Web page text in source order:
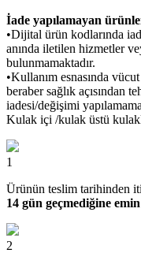
İade yapılamayan
•Dijital ürün kodlarında
anında iletilen hizmetler
bulunmamaktadır.
•Kullanım esnasında
beraber sağlık açısından
iadesi/değişimi
Kulak içi /kulak üstü
1
Ürünün teslim tarihinden
14 gün geçmediğine
2